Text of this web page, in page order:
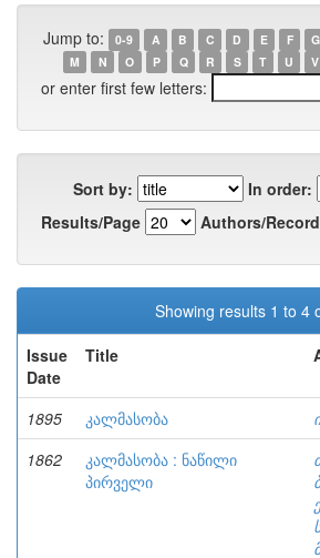
Jump to: 0-9 A B C D E F G
M
N O P Q R S T U V
or enter first few letters:
Sort by:
In order:
Results/Page
Authors/
Showing results 1 to 4
Issue
Date
Title
1895 კალმასობა
1862
კალმასობა : ნაწილი
პირველი